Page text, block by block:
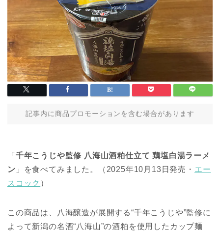
記事内に商品プロモーションを含む場合があります
「 千年こうじや監修 八海山酒粕仕立て 鶏塩白湯ラーメ
ン 」を食べてみました。（2025年10月13日発売・ エー
スコック ）
この商品は、八海醸造が展開する“千年こうじや”監修に
よって新潟の名酒“八海山”の酒粕を使用したカップ麺